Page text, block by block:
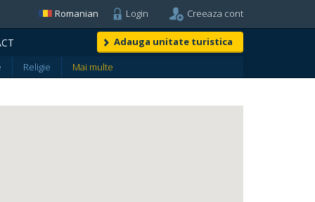
Login Creeaza cont
Romanian
Adauga unitate turistica
Religie Mai multe